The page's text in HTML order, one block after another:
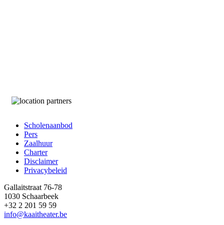
Footer
Scholenaanbod
Pers
Zaalhuur
Charter
Disclaimer
Privacybeleid
Gallaitstraat 76-78
1030 Schaarbeek
+32 2 201 59 59
info@kaaitheater.be